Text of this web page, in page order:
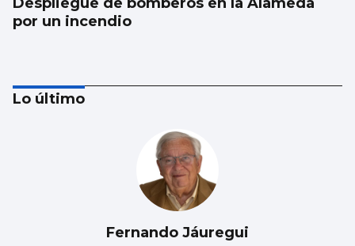
por un incendio
Lo último
Fernando Jáuregui